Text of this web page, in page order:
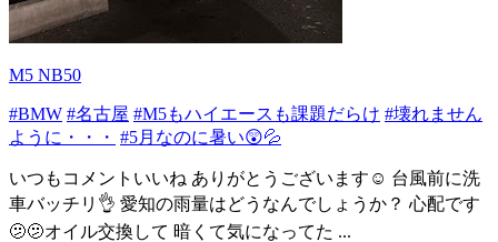
M5 NB50
#BMW #名古屋 #M5もハイエースも課題だらけ #壊れません
ように・・・ #5月なのに暑い😲💦
いつもコメントいいね ありがとうございます☺️ 台風前に洗
車バッチリ👌 愛知の雨量はどうなんでしょうか？ 心配です
🫤🫤オイル交換して 暗くて気になってた ...